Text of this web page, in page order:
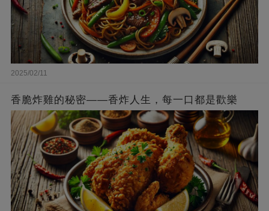
2025/02/11
香脆炸雞的秘密——香炸人生，每一口都是歡樂